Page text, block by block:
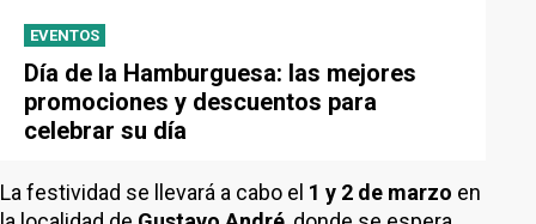
EVENTOS
Día de la Hamburguesa: las mejores
promociones y descuentos para
celebrar su día
La festividad se llevará a cabo el 1 y 2 de marzo en